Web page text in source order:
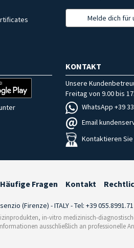
Melde dich für
KONTAKT
Unsere
Freitag von 9.00 bis
WhatsApp +39
Email
Kontaktieren
Häufige Fragen Kontakt
(Firenze) - ITALY - Tel: +39
in-vitro medizinisch-
ausschließlich an professionelle